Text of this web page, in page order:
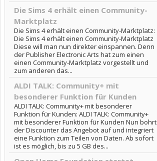
Die Sims 4 erhält einen Community-
Marktplatz
Die Sims 4 erhält einen Community-Marktplatz:
Die Sims 4 erhält einen Community-Marktplatz
Diese will man nun direkter einspannen. Denn
der Publisher Electronic Arts hat zum einen
einen Community-Marktplatz vorgestellt und
zum anderen das...
ALDI TALK: Community+ mit
besonderer Funktion für Kunden
ALDI TALK: Community+ mit besonderer
Funktion für Kunden: ALDI TALK: Community+
mit besonderer Funktion für Kunden Nun bohrt
der Discounter das Angebot auf und integriert
eine Funktion zum Teilen von Daten. Ab sofort
ist es möglich, bis zu 5 GB des...